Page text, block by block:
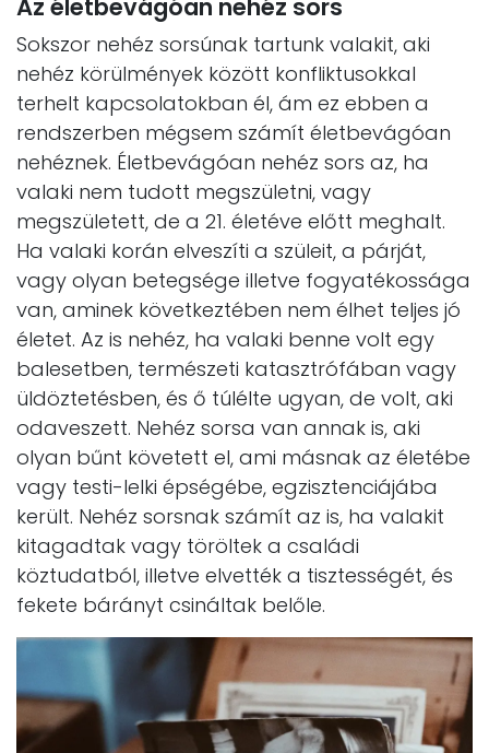
Az életbevágóan nehéz sors
Sokszor nehéz sorsúnak tartunk valakit, aki
nehéz körülmények között konfliktusokkal
terhelt kapcsolatokban él, ám ez ebben a
rendszerben mégsem számít életbevágóan
nehéznek. Életbevágóan nehéz sors az, ha
valaki nem tudott megszületni, vagy
megszületett, de a 21. életéve előtt meghalt.
Ha valaki korán elveszíti a szüleit, a párját,
vagy olyan betegsége illetve fogyatékossága
van, aminek következtében nem élhet teljes jó
életet. Az is nehéz, ha valaki benne volt egy
balesetben, természeti katasztrófában vagy
üldöztetésben, és ő túlélte ugyan, de volt, aki
odaveszett. Nehéz sorsa van annak is, aki
olyan bűnt követett el, ami másnak az életébe
vagy testi-lelki épségébe, egzisztenciájába
került. Nehéz sorsnak számít az is, ha valakit
kitagadtak vagy töröltek a családi
köztudatból, illetve elvették a tisztességét, és
fekete bárányt csináltak belőle.